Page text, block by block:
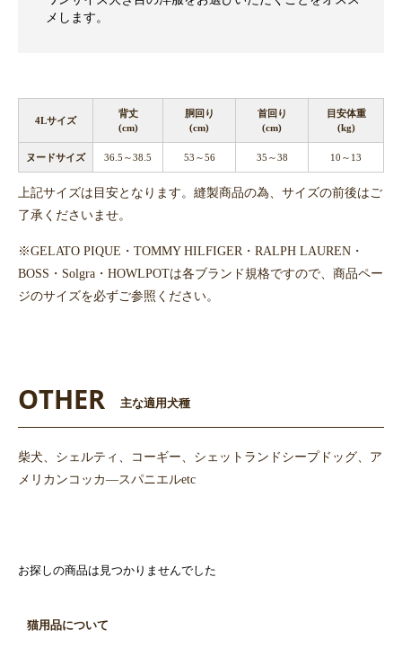
メします。
4Lサイズ
背丈
(cm)
胴回り
(cm)
首回り
(cm)
目安体重
(kg)
ヌードサイズ 36.5～38.5 53～56 35～38 10～13
上記サイズは目安となります。縫製商品の為、サイズの前後はご
了承くださいませ。
※GELATO PIQUE・TOMMY HILFIGER・RALPH LAUREN・
BOSS・Solgra・HOWLPOTは各ブランド規格ですので、商品ペー
ジのサイズを必ずご参照ください。
OTHER 主な適用犬種
柴犬、シェルティ、コーギー、シェットランドシープドッグ、ア
メリカンコッカ―スパニエルetc
お探しの商品は見つかりませんでした
猫用品について